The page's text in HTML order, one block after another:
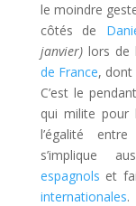
le moindre
côtés de
janvier)lors de
de France, dont
C’est le
qui milite pour
l’égalité
s’implique
espagnols et
internationales.